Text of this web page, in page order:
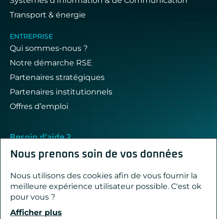
Transport & énergie
ENTREPRISE
Qui sommes-nous ?
Notre démarche RSE
Partenaires stratégiques
Partenaires institutionnels
Offres d’emploi
Besoin d'aide ?
Nous répondons à vos questions !
Contact & support
Nous prenons soin de vos données
Nous utilisons des cookies afin de vous fournir la
meilleure expérience utilisateur possible. C'est ok
pour vous ?
Afficher plus